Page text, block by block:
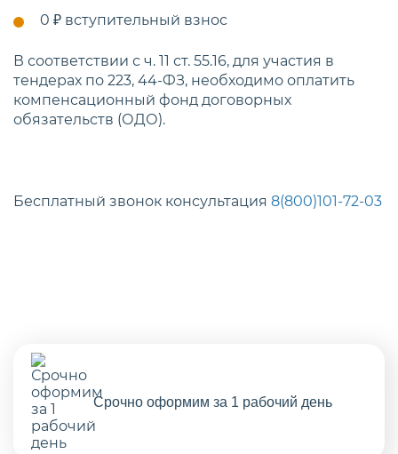
0 ₽ вступительный взнос
В соответствии с ч. 11 ст. 55.16, для участия в
тендерах по 223, 44-ФЗ, необходимо оплатить
компенсационный фонд договорных
обязательств (ОДО).
Бесплатный звонок консультация 8(800)101-72-03
Срочно оформим за 1 рабочий день